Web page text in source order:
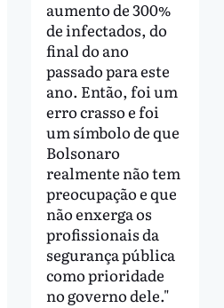
aumento de 300%
de infectados, do
final do ano
passado para este
ano. Então, foi um
erro crasso e foi
um símbolo de que
Bolsonaro
realmente não tem
preocupação e que
não enxerga os
profissionais da
segurança pública
como prioridade
no governo dele."